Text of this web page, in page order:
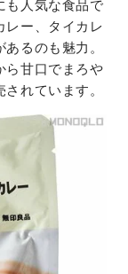
ー、タイカレ
るのも魅力。
ら甘口でまろや
れています。